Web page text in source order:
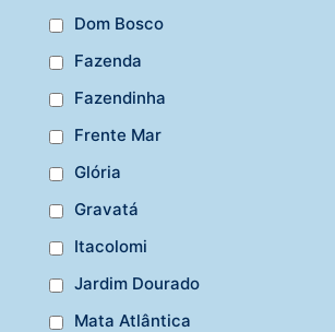
Dom Bosco
Fazenda
Fazendinha
Frente Mar
Glória
Gravatá
Itacolomi
Jardim Dourado
Mata Atlântica